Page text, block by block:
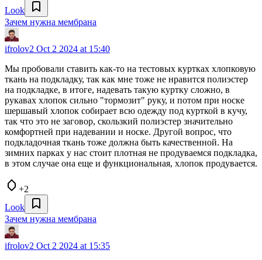
Look
Зачем нужна мембрана
ifrolov2 Oct 2 2024 at 15:40
Мы пробовали ставить как-то на тестовых куртках хлопковую
ткань на подкладку, так как мне тоже не нравится полиэстер
на подкладке, в итоге, надевать такую куртку сложно, в
рукавах хлопок сильно "тормозит" руку, и потом при носке
шершавый хлопок собирает всю одежду под курткой в кучу,
так что это не заговор, скользкий полиэстер значительно
комфортней при надевании и носке. Другой вопрос, что
подкладочная ткань тоже должна быть качественной. На
зимних парках у нас стоит плотная не продуваемся подкладка,
в этом случае она еще и функциональная, хлопок продувается.
+2
Look
Зачем нужна мембрана
ifrolov2 Oct 2 2024 at 15:35